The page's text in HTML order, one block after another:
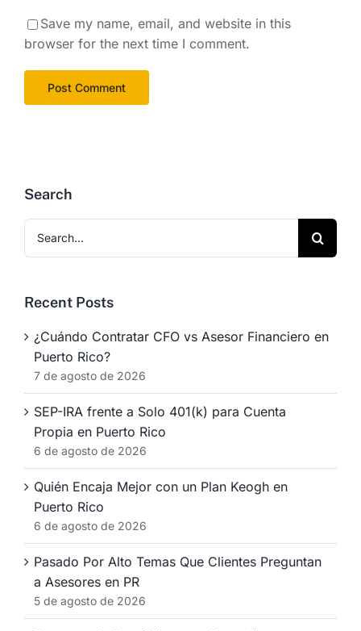
Save my name, email, and website in this
browser for the next time I comment.
Search
for:
Recent Posts
¿Cuándo Contratar CFO vs Asesor Financiero en
Puerto Rico?
7 de agosto de 2026
SEP-IRA frente a Solo 401(k) para Cuenta
Propia en Puerto Rico
6 de agosto de 2026
Quién Encaja Mejor con un Plan Keogh en
Puerto Rico
6 de agosto de 2026
Pasado Por Alto Temas Que Clientes Preguntan
a Asesores en PR
5 de agosto de 2026